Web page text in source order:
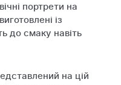
портрети на
із
до смаку навіть
на цій